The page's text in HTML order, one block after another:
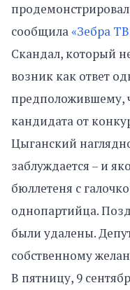
сообщила«Зебра
Скандал, который
возник как ответ
предположившему,
кандидата от
Цыганский
заблуждается – и
бюллетеня с
однопартийца.
были удалены.
собственному
В пятницу, 9